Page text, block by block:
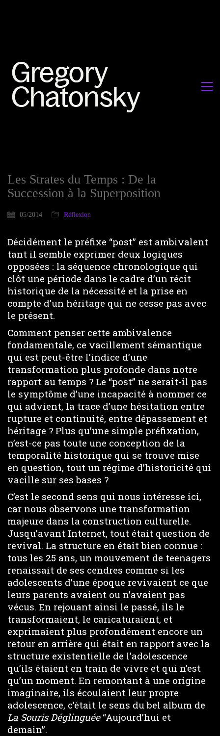
Les Strates du Temps : De la
Succession à la Superposition
05/2014 Réflexion
Décidément le préfixe “post” est ambivalent
tant il semble exprimer deux logiques
opposées : la séquence chronologique qui
clôt une période dans le cadre d’un récit
historique de la nécessité et la prise en
compte d’un héritage qui ne cesse pas avec
le présent.
Comment penser cette ambivalence
fondamentale, ce vacillement sémantique
qui est peut-être l’indice d’une
transformation plus profonde dans notre
rapport au temps ? Le “post” ne serait-il pas
le symptôme d’une incapacité à nommer ce
qui advient, la trace d’une hésitation entre
rupture et continuité, entre dépassement et
héritage ? Plus qu’une simple préfixation,
n’est-ce pas toute une conception de la
temporalité historique qui se trouve mise
en question, tout un régime d’historicité qui
vacille sur ses bases ?
C’est le second sens qui nous intéresse ici,
car nous observons une transformation
majeure dans la construction culturelle.
Jusqu’avant Internet, tout était question de
revival. La structure en était bien connue :
tous les 25 ans, un mouvement de teenagers
renaissait de ses cendres comme si les
adolescents d’une époque revivaient ce que
leurs parents avaient ou n’avaient pas
vécus. En rejouant ainsi le passé, ils le
transformaient, le caricaturaient, et
exprimaient plus profondément encore un
retour en arrière qui était en rapport avec la
structure existentielle de l’adolescence
qu’ils étaient en train de vivre et qui n’est
qu’un moment. En remontant à une origine
imaginaire, ils écoulaient leur propre
adolescence, c’était le sens du bel album de
La Souris Déglinguée“Aujourd’hui et
demain”.